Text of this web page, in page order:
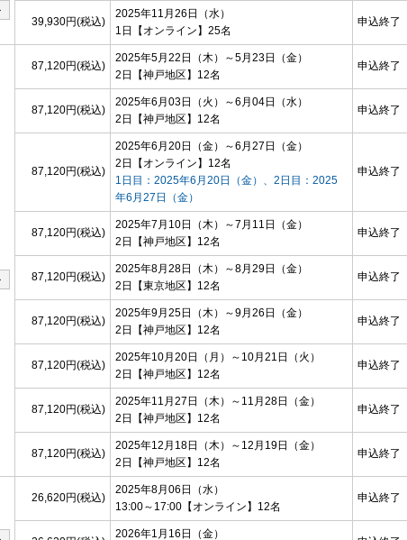
39,930円(税込)
2025年11月26日（水）
1日
【オンライン】 25名
申込終了
87,120円(税込)
2025年5月22日（木）～5月23日（金）
2日
【神戸地区】 12名
申込終了
87,120円(税込)
2025年6月03日（火）～6月04日（水）
2日
【神戸地区】 12名
申込終了
87,120円(税込)
2025年6月20日（金）～6月27日（金）
2日
【オンライン】 12名
1日目：2025年6月20日（金）、2日目：2025
年6月27日（金）
申込終了
87,120円(税込)
2025年7月10日（木）～7月11日（金）
2日
【神戸地区】 12名
申込終了
87,120円(税込)
2025年8月28日（木）～8月29日（金）
2日
【東京地区】 12名
申込終了
87,120円(税込)
2025年9月25日（木）～9月26日（金）
2日
【神戸地区】 12名
申込終了
87,120円(税込)
2025年10月20日（月）～10月21日（火）
2日
【神戸地区】 12名
申込終了
87,120円(税込)
2025年11月27日（木）～11月28日（金）
2日
【神戸地区】 12名
申込終了
87,120円(税込)
2025年12月18日（木）～12月19日（金）
2日
【神戸地区】 12名
申込終了
26,620円(税込)
2025年8月06日（水）
13:00～17:00 【オンライン】 12名
申込終了
2026年1月16日（金）